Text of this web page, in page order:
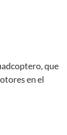
que
en el